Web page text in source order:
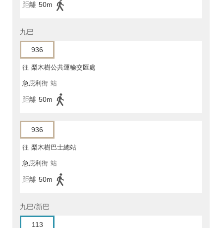
距離 50m
九巴
936
往 梨木樹公共運輸交匯處
急庇利街 站
距離 50m
936
往 梨木樹巴士總站
急庇利街 站
距離 50m
九巴/新巴
113